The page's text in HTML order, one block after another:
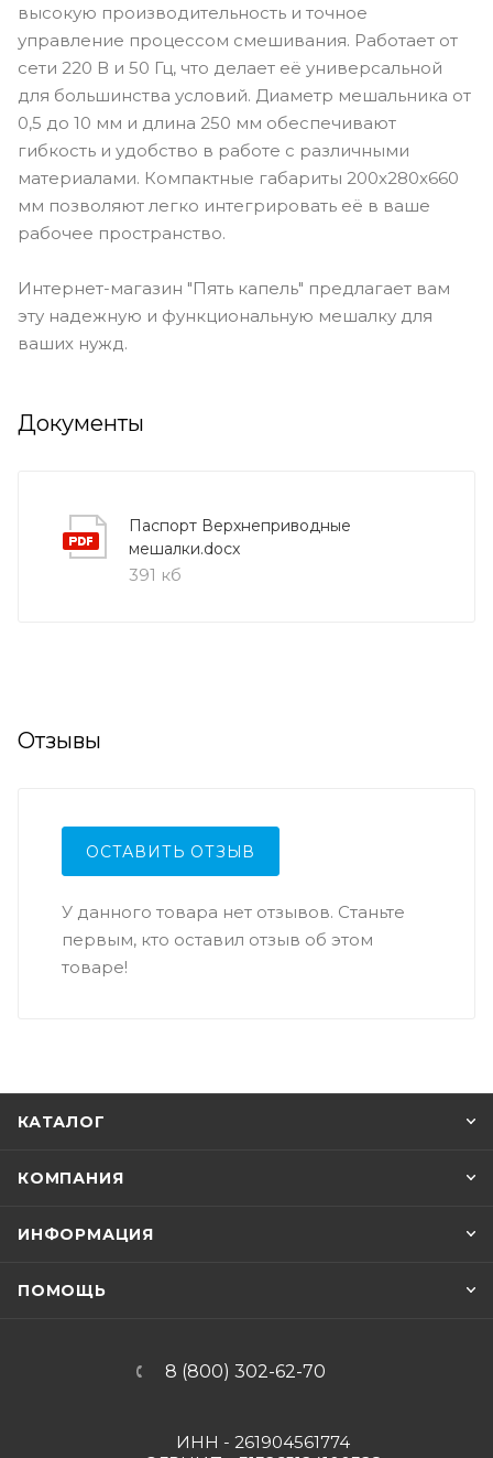
высокую производительность и точное
управление процессом смешивания. Работает от
сети 220 В и 50 Гц, что делает её универсальной
для большинства условий. Диаметр мешальника от
0,5 до 10 мм и длина 250 мм обеспечивают
гибкость и удобство в работе с различными
материалами. Компактные габариты 200x280x660
мм позволяют легко интегрировать её в ваше
рабочее пространство.
Интернет-магазин "Пять капель" предлагает вам
эту надежную и функциональную мешалку для
ваших нужд.
Документы
Паспорт Верхнеприводные
мешалки.docx
391 кб
Отзывы
ОСТАВИТЬ ОТЗЫВ
У данного товара нет отзывов. Станьте
первым, кто оставил отзыв об этом
товаре!
КАТАЛОГ
КОМПАНИЯ
ИНФОРМАЦИЯ
ПОМОЩЬ
8 (800) 302-62-70
ИНН - 261904561774